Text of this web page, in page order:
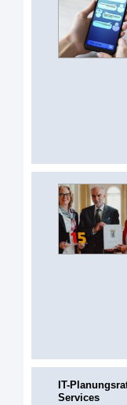
IT-
Services